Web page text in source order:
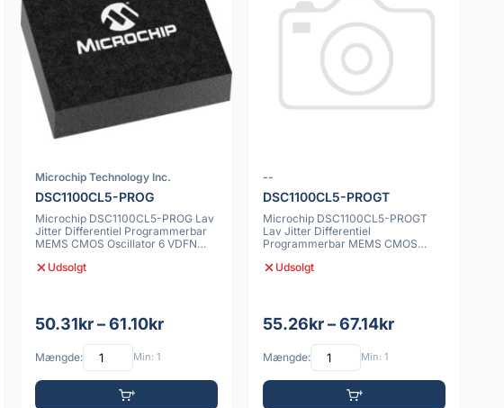
Microchip Technology Inc.
DSC1100CL5-PROG
Microchip DSC1100CL5-PROG Lav
Jitter Differentiel Programmerbar
MEMS CMOS Oscillator 6 VDFN
Udsolgt
50.31kr – 61.10kr
Mængde: Min: 1
--
DSC1100CL5-PROGT
Microchip DSC1100CL5-PROGT
Lav Jitter Differentiel
Programmerbar MEMS CMOS
Udsolgt
55.26kr – 67.14kr
Mængde: Min: 1